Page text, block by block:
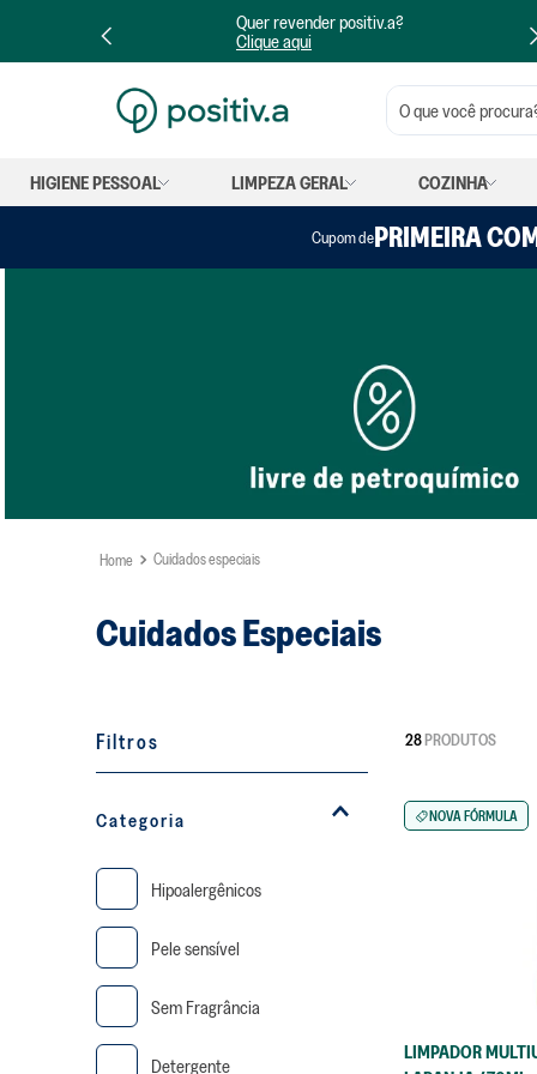
revender positiv.a?
O que você procura?
HIGIENE PESSOAL LIMPEZA GERAL COZINHA
Cupom dePRIMEIRA
Cuidados especiais
Cuidados Especiais
Filtros
Categoria
Hipoalergênicos
Pele sensível
Sem Fragrância
Detergente
28PRODUTOS
NOVA FÓRMULA
LIMPADOR